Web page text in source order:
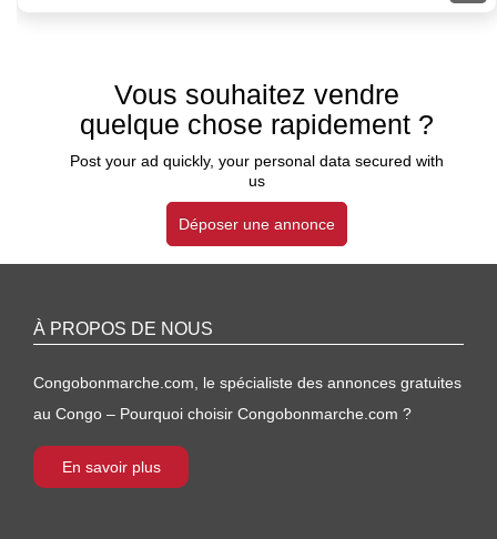
Vous souhaitez vendre
quelque chose rapidement ?
Post your ad quickly, your personal data secured with
us
Déposer une annonce
À PROPOS DE NOUS
Congobonmarche.com, le spécialiste des annonces gratuites
au Congo – Pourquoi choisir Congobonmarche.com ?
En savoir plus